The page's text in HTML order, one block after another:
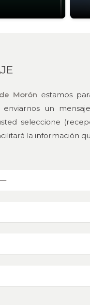
Morón estamos
un
seleccione
la información